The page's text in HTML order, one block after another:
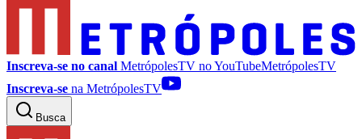
Inscreva-se no canal MetrópolesTV noYouTubeMetrópolesTV
Inscreva-se na MetrópolesTV
Busca